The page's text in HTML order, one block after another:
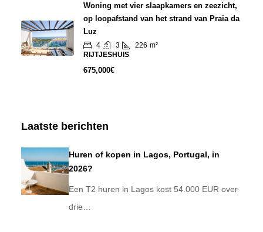
Woning met vier slaapkamers en zeezicht,
op loopafstand van het strand van Praia da
Luz
4 3 226 m²
RIJTJESHUIS
675,000€
Laatste berichten
Huren of kopen in Lagos, Portugal, in
2026?
Een T2 huren in Lagos kost 54.000 EUR over
drie…